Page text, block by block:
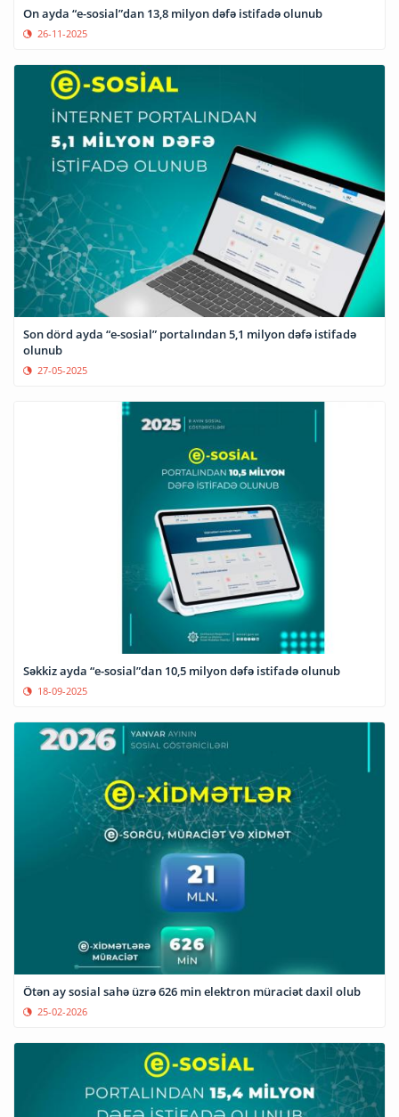
On ayda “e-sosial”dan 13,8 milyon dəfə istifadə olunub
26-11-2025
Son dörd ayda “e-sosial” portalından 5,1 milyon dəfə istifadə
olunub
27-05-2025
Səkkiz ayda “e-sosial”dan 10,5 milyon dəfə istifadə olunub
18-09-2025
Ötən ay sosial sahə üzrə 626 min elektron müraciət daxil olub
25-02-2026